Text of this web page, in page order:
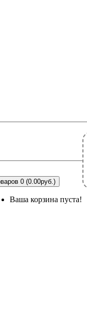
0 (0.00руб.)
Ваша корзина пуста!